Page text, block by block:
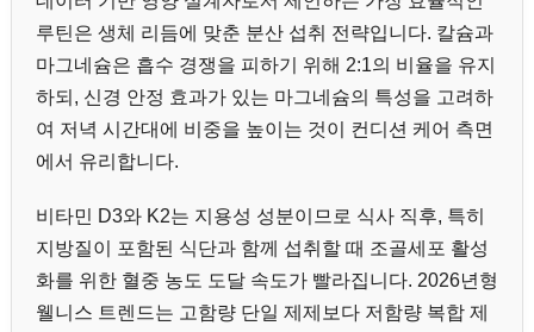
루틴은 생체 리듬에 맞춘 분산 섭취 전략입니다. 칼슘과
마그네슘은 흡수 경쟁을 피하기 위해 2:1의 비율을 유지
하되, 신경 안정 효과가 있는 마그네슘의 특성을 고려하
여 저녁 시간대에 비중을 높이는 것이 컨디션 케어 측면
에서 유리합니다.
비타민 D3와 K2는 지용성 성분이므로 식사 직후, 특히
지방질이 포함된 식단과 함께 섭취할 때 조골세포 활성
화를 위한 혈중 농도 도달 속도가 빨라집니다. 2026년형
웰니스 트렌드는 고함량 단일 제제보다 저함량 복합 제